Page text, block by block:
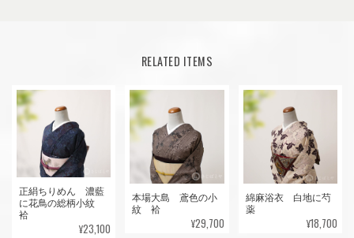
RELATED ITEMS
正絹ちりめん 濃藍
に花鳥の総柄小紋
袷
¥23,100
本場大島 鳶色の小
紋 袷
¥29,700
綿麻浴衣 白地に芍
薬
¥18,700